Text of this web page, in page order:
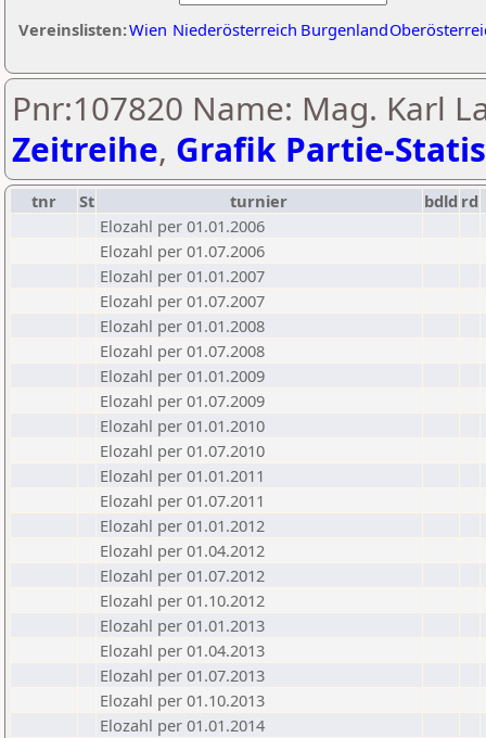
Vereinslisten:Wien Niederösterreich Burgenland
Pnr:107820 Name: Mag. Karl
Zeitreihe, Grafik Partie-
tnr St turnier bdld rd
Elozahl per 01.01.2006
Elozahl per 01.07.2006
Elozahl per 01.01.2007
Elozahl per 01.07.2007
Elozahl per 01.01.2008
Elozahl per 01.07.2008
Elozahl per 01.01.2009
Elozahl per 01.07.2009
Elozahl per 01.01.2010
Elozahl per 01.07.2010
Elozahl per 01.01.2011
Elozahl per 01.07.2011
Elozahl per 01.01.2012
Elozahl per 01.04.2012
Elozahl per 01.07.2012
Elozahl per 01.10.2012
Elozahl per 01.01.2013
Elozahl per 01.04.2013
Elozahl per 01.07.2013
Elozahl per 01.10.2013
Elozahl per 01.01.2014